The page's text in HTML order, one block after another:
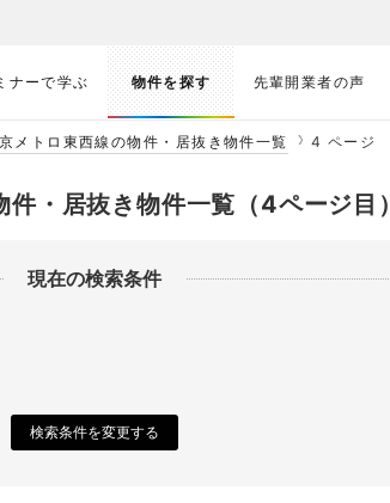
ナーで学ぶ 物件を探す 先輩開業者の声
メトロ東西線の物件・居抜き物件一覧 4 ページ
・居抜き物件一覧（4ページ目）
現在の検索条件
検索条件を変更する